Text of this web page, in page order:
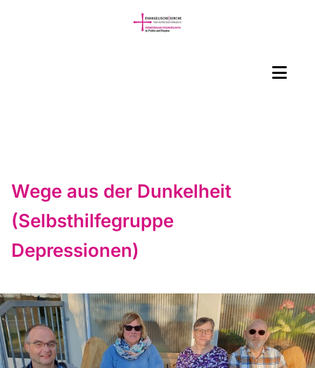
Wege aus der Dunkelheit
(Selbsthilfegruppe
Depressionen)